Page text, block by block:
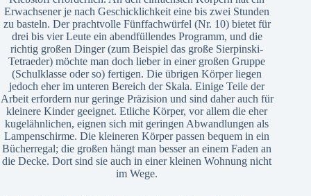
Erwachsener je nach Geschicklichkeit eine bis zwei Stunden
zu basteln. Der prachtvolle Fünffachwürfel (Nr. 10) bietet für
drei bis vier Leute ein abendfüllendes Programm, und die
richtig großen Dinger (zum Beispiel das große Sierpinski-
Tetraeder) möchte man doch lieber in einer großen Gruppe
(Schulklasse oder so) fertigen. Die übrigen Körper liegen
jedoch eher im unteren Bereich der Skala. Einige Teile der
Arbeit erfordern nur geringe Präzision und sind daher auch für
kleinere Kinder geeignet. Etliche Körper, vor allem die eher
kugelähnlichen, eignen sich mit geringen Abwandlungen als
Lampenschirme. Die kleineren Körper passen bequem in ein
Bücherregal; die großen hängt man besser an einem Faden an
die Decke. Dort sind sie auch in einer kleinen Wohnung nicht
im Wege.